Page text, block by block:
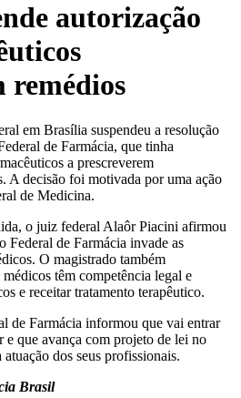
autorização
remédios
em Brasília suspendeu a resolução
de Farmácia, que tinha
a prescreverem
A decisão foi motivada por uma ação
de Medicina.
o juiz federal Alaôr Piacini afirmou
Federal de Farmácia invade as
O magistrado também
têm competência legal e
e receitar tratamento terapêutico.
de Farmácia informou que vai entrar
e que avança com projeto de lei no
dos seus profissionais.
Brasil